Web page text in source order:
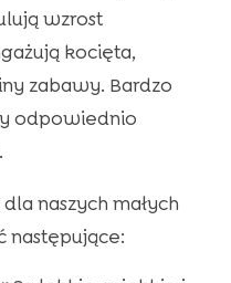
wzrost
kocięta,
zabawy. Bardzo
odpowiednio
naszych małych
następujące: